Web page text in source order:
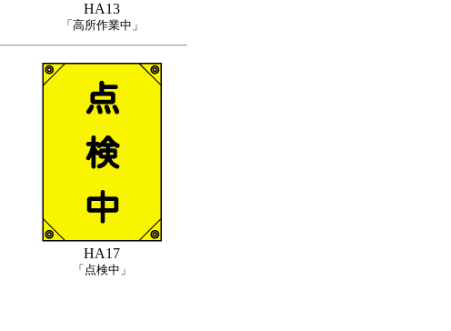
HA13
「高所作業中」
HA17
「点検中」